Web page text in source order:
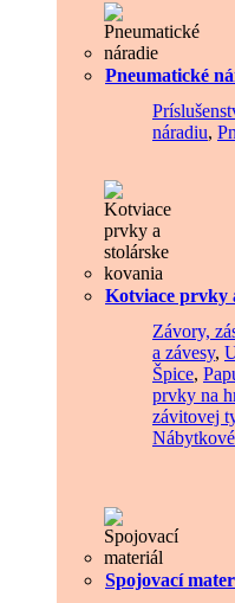
Pneumatické
náradiu,
Kotviace prvky
Závory,
a závesy,
Špice,
prvky na
závitovej
Spojovací